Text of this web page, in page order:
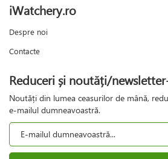
iWatchery.ro
Despre noi
Contacte
Reduceri și noutăți/
Noutăți din lumea ceasurilor de mână,
e-mailul dumneavoastră.